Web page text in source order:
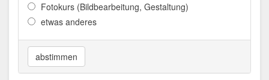
Fotokurs (Bildbearbeitung, Gestaltung)
etwas anderes
abstimmen